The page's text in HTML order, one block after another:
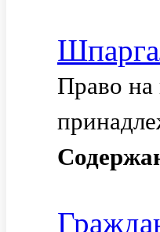
Право на